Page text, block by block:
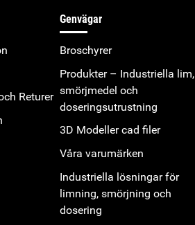
Returer
Genvägar
Broschyrer
Produkter – Industriella lim,
smörjmedel och
doseringsutrustning
3D Modeller cad filer
Våra varumärken
Industriella lösningar för
limning, smörjning och
dosering